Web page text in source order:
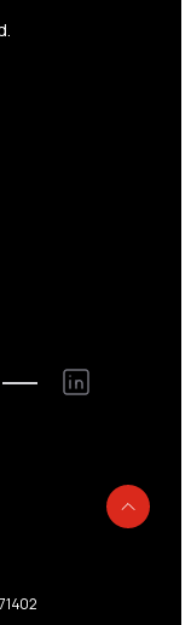
LinkedIn